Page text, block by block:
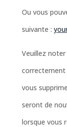
Ou vous
suivante :
Veuillez
correctement
vous
seront de
lorsque vous